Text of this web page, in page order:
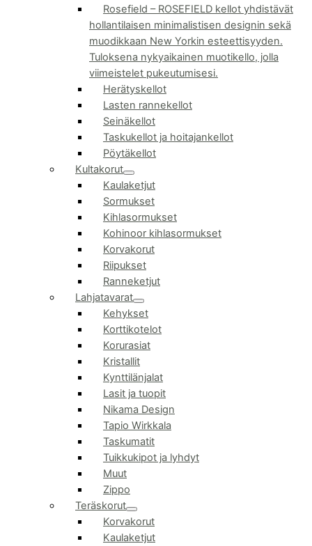
Rosefield – ROSEFIELD kellot yhdistävät
hollantilaisen minimalistisen designin sekä
muodikkaan New Yorkin esteettisyyden.
Tuloksena nykyaikainen muotikello, jolla
viimeistelet pukeutumisesi.
Herätyskellot
Lasten rannekellot
Seinäkellot
Taskukellot ja hoitajankellot
Pöytäkellot
Kultakorut
Kaulaketjut
Sormukset
Kihlasormukset
Kohinoor kihlasormukset
Korvakorut
Riipukset
Ranneketjut
Lahjatavarat
Kehykset
Korttikotelot
Korurasiat
Kristallit
Kynttilänjalat
Lasit ja tuopit
Nikama Design
Tapio Wirkkala
Taskumatit
Tuikkukipot ja lyhdyt
Muut
Zippo
Teräskorut
Korvakorut
Kaulaketjut